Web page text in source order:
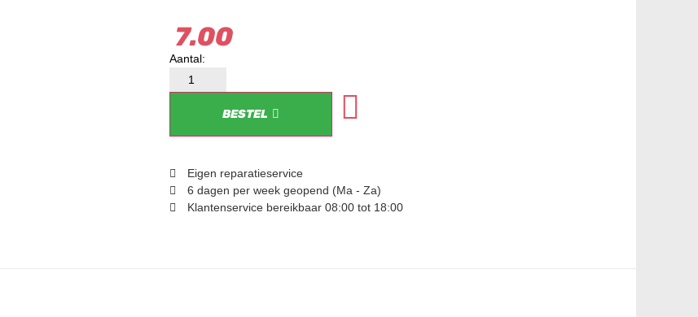
7.00
BESTEL
Eigen reparatieservice
6 dagen per week geopend (Ma - Za)
Klantenservice bereikbaar 08:00 tot 18:00